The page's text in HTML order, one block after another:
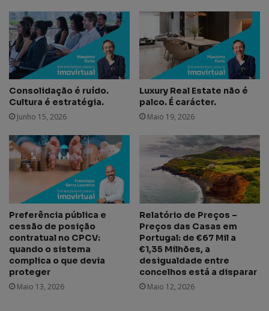
Consolidação é ruído.
Cultura é estratégia.
Junho 15, 2026
Luxury Real Estate não é
palco. É carácter.
Maio 19, 2026
Preferência pública e
cessão de posição
contratual no CPCV:
quando o sistema
complica o que devia
proteger
Maio 13, 2026
Relatório de Preços –
Preços das Casas em
Portugal: de €67 Mil a
€1,35 Milhões, a
desigualdade entre
concelhos está a disparar
Maio 12, 2026